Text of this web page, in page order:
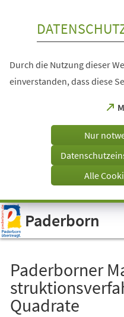
Visuelle
Assistenzsoftware
öffnen.
Durch die Nutzung dieser
einverstanden, dass diese
Tab)
Nur
Alle
Paderborn
Paderborner
Qua­dra­te